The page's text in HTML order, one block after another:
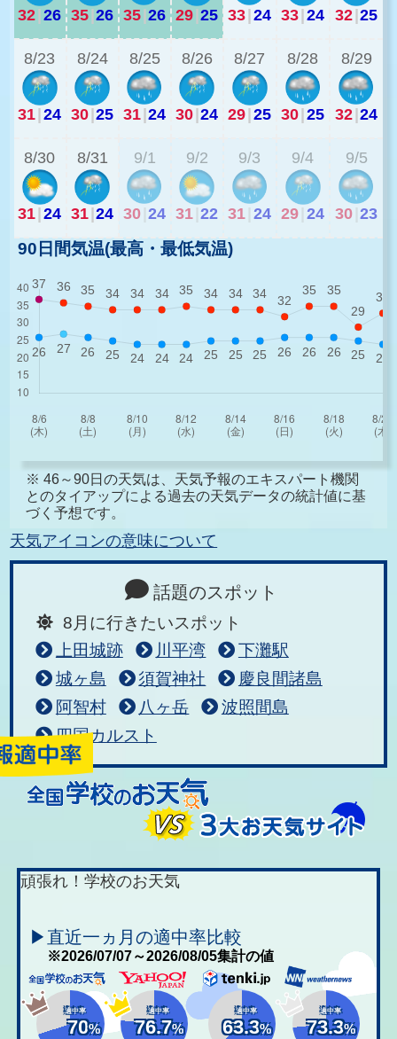
32|26 35|26 35|26 29|25 33|24 33|24 32|25
8/23
31|24
8/24
30|25
8/25
31|24
8/26
30|24
8/27
29|25
8/28
30|25
8/29
32|24
8/30
31|24
8/31
31|24
9/1
30 24
9/2
31 22
9/3
31 24
9/4
29 24
9/5
30 23
90日間気温(最高・最低気温)
※ 46～90日の天気は、天気予報のエキスパート機関
とのタイアップによる過去の天気データの統計値に基
づく予想です。
天気アイコンの意味について
話題のスポット
8月に行きたいスポット
上田城跡
川平湾
下灘駅
城ヶ島
須賀神社
慶良間諸島
阿智村
八ヶ岳
波照間島
四国カルスト
頑張れ！学校のお天気
▶直近一ヵ月の適中率比較
※2026/07/07～2026/08/05集計の値
適中率
70%
適中率
76.7%
適中率
63.3%
適中率
73.3%